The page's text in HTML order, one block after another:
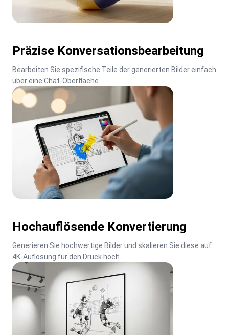
Präzise Konversationsbearbeitung
Bearbeiten Sie spezifische Teile der generierten Bilder einfach
über eine Chat-Oberfläche.
Hochauflösende Konvertierung
Generieren Sie hochwertige Bilder und skalieren Sie diese auf
4K-Auflösung für den Druck hoch.